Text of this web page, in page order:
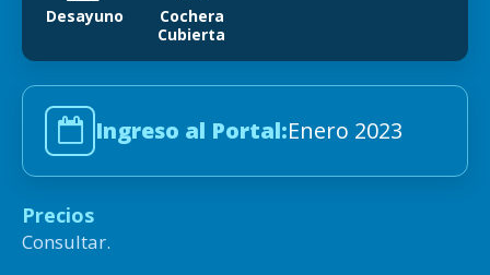
Desayuno
Cochera
Cubierta
Ingreso al Portal:Enero 2023
Precios
Consultar.